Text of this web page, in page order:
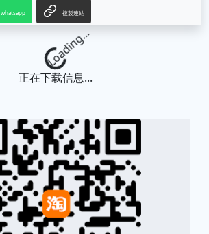
whatsapp 複製連結
Loading...
正在下载信息...